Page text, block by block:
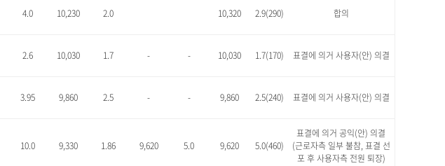
4.0 10,230 2.0 10,320 2.9(290) 합의
2.6 10,030 1.7 - - 10,030 1.7(170) 표결에 의거 사용자(안) 의결
3.95 9,860 2.5 - - 9,860 2.5(240) 표결에 의거 사용자(안) 의결
10.0 9,330 1.86 9,620 5.0 9,620 5.0(460)
표결에 의거 공익(안) 의결
(근로자측 일부 불참, 표결 선
포 후 사용자측 전원 퇴장)